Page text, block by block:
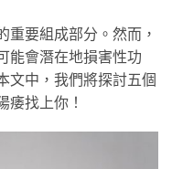
重要組成部分。然而，
能會潛在地損害性功
文中，我們將探討五個
痿找上你！